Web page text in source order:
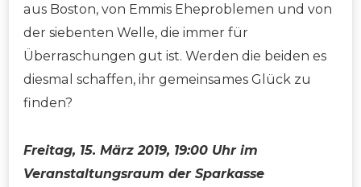
aus Boston, von Emmis Eheproblemen und von
der siebenten Welle, die immer für
Überraschungen gut ist. Werden die beiden es
diesmal schaffen, ihr gemeinsames Glück zu
finden?
Freitag, 15. März 2019, 19:00 Uhr im
Veranstaltungsraum der Sparkasse